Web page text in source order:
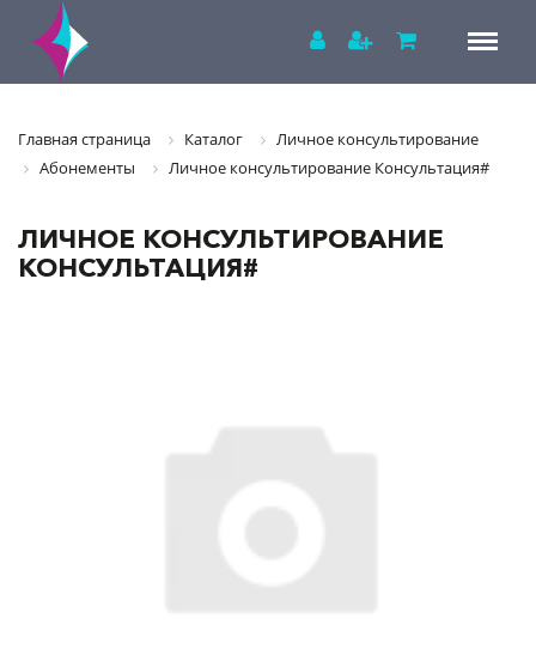
Главная страница Каталог
Личное консультирование
Абонементы
Личное консультирование Консультация#
ЛИЧНОЕ КОНСУЛЬТИРОВАНИЕ
КОНСУЛЬТАЦИЯ#